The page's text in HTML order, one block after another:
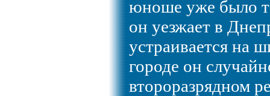
юноше уже было
он уезжает в
устраивается на
городе он
второразрядном